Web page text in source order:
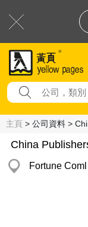
主頁 > 公司資料 >
China
Fortune